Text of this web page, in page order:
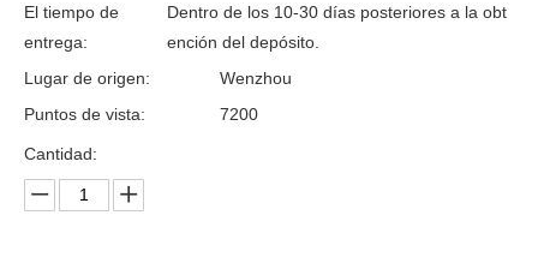
El tiempo de
entrega:
Dentro de los 10-30 días posteriores a la obt
ención del depósito.
Lugar de origen:
Wenzhou
Puntos de vista:
7200
Cantidad: